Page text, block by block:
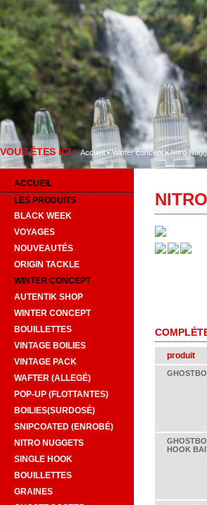
VOUS ÊTES ICI :Accueil•Winter concept•Nitro
ACCUEIL
LES PRODUITS
BLACK WEEK
VOYAGES
NOUVEAUTÉS
ORIGIN TACKLE
WINTER CONCEPT
AUTENTIK SHOP
WINTER CONCEPT
BOUILLETTES
VINTAGE BOILIES
VINTAGE PACK
WAFTER (ALLEGÉ)
POP-UP (FLOTTANTES)
BOILIES(SURDOSÉ)
SNIPCOATED (ENROBÉ)
NITRO NUGGETS
SINGLE HOOK
BOUILLETTES
GRAINES
produit
HOOK